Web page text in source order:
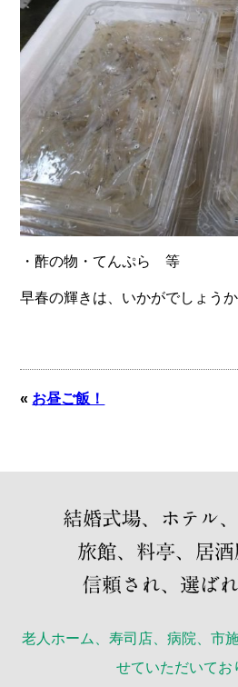
・酢の物・てんぷら 等
早春の輝きは、いかがでしょうか
« お昼ご飯！
老人ホーム、寿司店、病院、市
せていただいてお